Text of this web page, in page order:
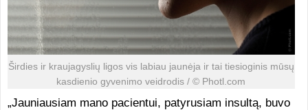
Širdies ir kraujagyslių ligos vis labiau jaunėja ir tai tiesioginis mūsų
kasdienio gyvenimo veidrodis / © Photl.com
„Jauniausiam mano pacientui, patyrusiam insultą, buvo